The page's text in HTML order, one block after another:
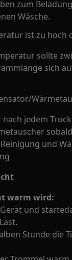
zum
Wäsche.
ist zu hoch
sollte
sich
nach jedem
und
warm wird:
und
Stunde die